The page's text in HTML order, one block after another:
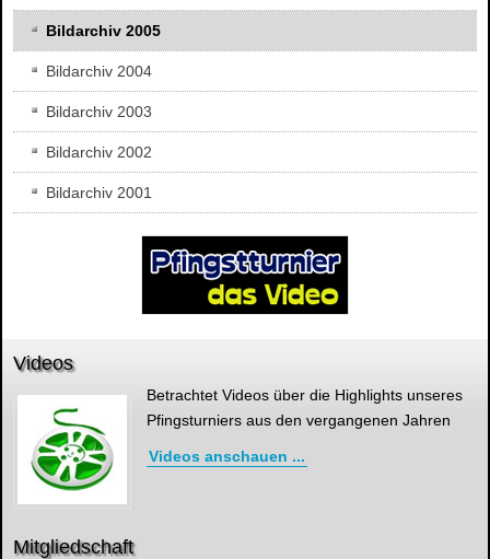
Bildarchiv 2005
Bildarchiv 2004
Bildarchiv 2003
Bildarchiv 2002
Bildarchiv 2001
Videos
Betrachtet Videos über die Highlights unseres
Pfingsturniers aus den vergangenen Jahren
Videos anschauen ...
Mitgliedschaft